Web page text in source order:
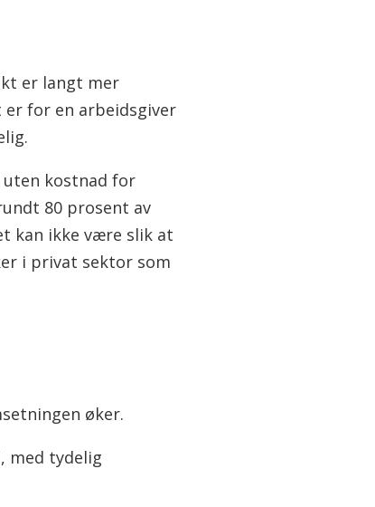
er langt mer
for en arbeidsgiver
kostnad for
80 prosent av
kan ikke være slik at
i privat sektor som
øker.
med tydelig